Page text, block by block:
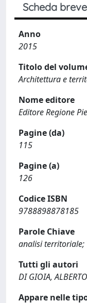
Scheda breve
Anno
2015
Titolo del
Architettura e
Nome editore
Editore Regione
Pagine (da)
115
Pagine (a)
126
Codice ISBN
9788898878185
Parole Chiave
analisi territoriale;
Tutti gli autori
DI GIOIA, ALBERTO
Appare nelle